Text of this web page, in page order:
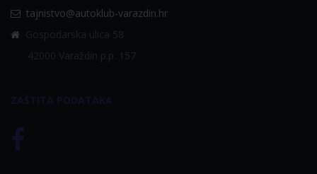
tajnistvo@autoklub-varazdin.hr
Gospodarska ulica 58
42000 Varaždin p.p. 157
ZAŠTITA PODATAKA